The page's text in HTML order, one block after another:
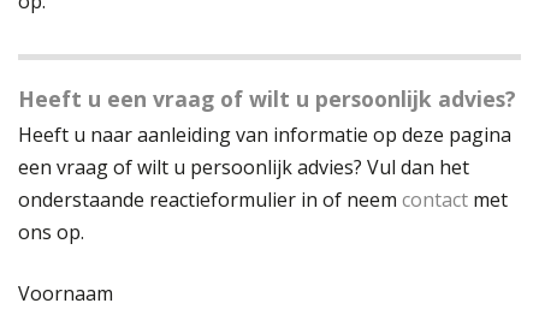
Heeft u een vraag of wilt u persoonlijk advies?
Heeft u naar aanleiding van informatie op deze pagina
een vraag of wilt u persoonlijk advies? Vul dan het
onderstaande reactieformulier in of neem contact met
ons op.
Voornaam